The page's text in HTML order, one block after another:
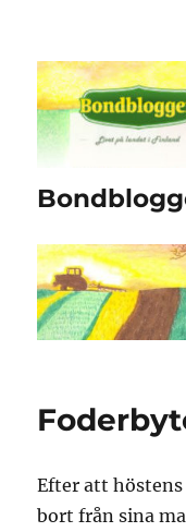
Efter att
bort från sina